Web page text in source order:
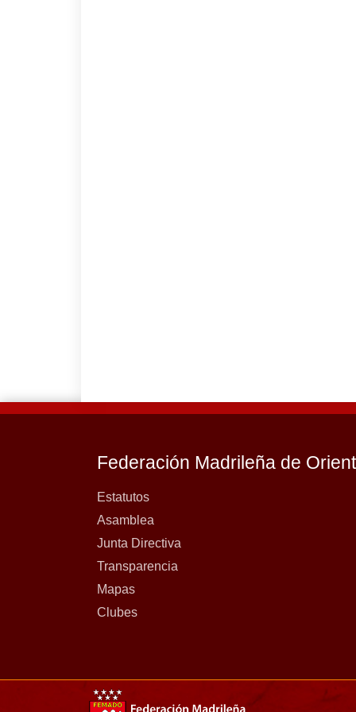
Federación Madrileña de
Estatutos
Asamblea
Junta Directiva
Transparencia
Mapas
Clubes